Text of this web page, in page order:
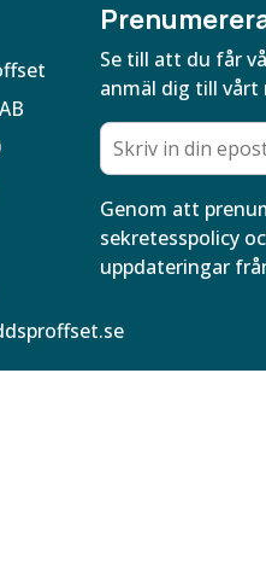
Se till att du får
anmäl dig till vårt
Genom att
sekretesspolicy
uppdateringar